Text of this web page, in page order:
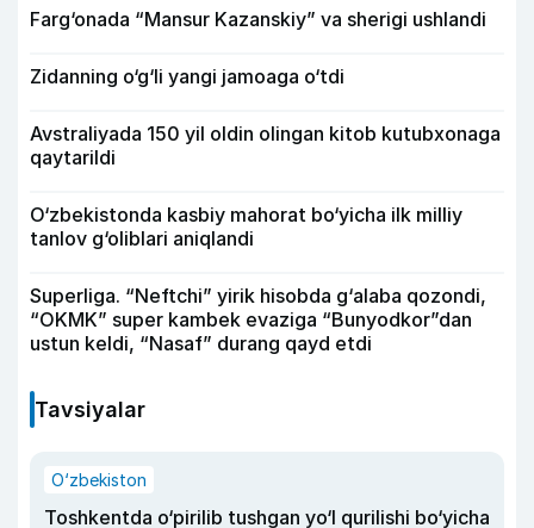
Farg‘onada “Mansur Kazanskiy” va sherigi ushlandi
Zidanning o‘g‘li yangi jamoaga o‘tdi
Avstraliyada 150 yil oldin olingan kitob kutubxonaga
qaytarildi
O‘zbekistonda kasbiy mahorat bo‘yicha ilk milliy
tanlov g‘oliblari aniqlandi
Superliga. “Neftchi” yirik hisobda g‘alaba qozondi,
“OKMK” super kambek evaziga “Bunyodkor”dan
ustun keldi, “Nasaf” durang qayd etdi
Tavsiyalar
O‘zbekiston
Toshkentda o‘pirilib tushgan yo‘l qurilishi bo‘yicha